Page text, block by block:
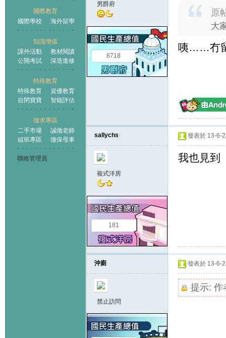
國際教育
國際學校
海外留學
知識增值
課外活動
教材閱讀
公開考試
深造進修
特殊教育
特殊教育
資優教育
自閉寶寶
智能評估
徵求專區
二手市場
誠徵老師
組班專區
徵保母車
聯絡管理員
男爵府
8718
原
大
咦……冇
sallychs
複式洋房
181
發表於 13-6-
我也見到
沖廁
禁止訪問
發表於 13-6-
提示: 作